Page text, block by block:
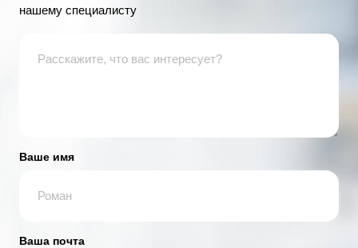
нашему специалисту
Ваше имя
Ваша почта